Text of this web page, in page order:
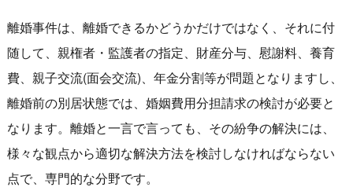
離婚事件は、離婚できるかどうかだけではなく、それに付
随して、親権者・監護者の指定、財産分与、慰謝料、養育
費、親子交流(面会交流)、年金分割等が問題となりますし、
離婚前の別居状態では、婚姻費用分担請求の検討が必要と
なります。離婚と一言で言っても、その紛争の解決には、
様々な観点から適切な解決方法を検討しなければならない
点で、専門的な分野です。